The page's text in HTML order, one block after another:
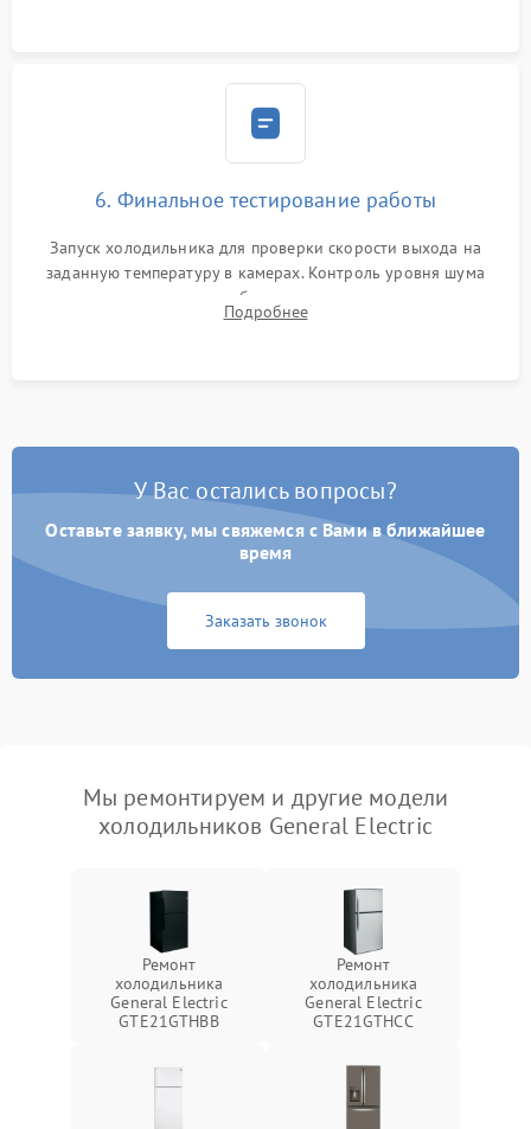
6. Финальное тестирование работы
Запуск холодильника для проверки скорости выхода на
заданную температуру в камерах. Контроль уровня шума
компрессора, отсутствия обмерзания стенок и корректного
срабатывания системы автоматической оттайки.
Подробнее
У Вас остались вопросы?
Оставьте заявку, мы свяжемся с Вами в ближайшее
время
Заказать звонок
Мы ремонтируем и другие модели
холодильников General Electric
Ремонт
холодильника
General Electric
GTE21GTHBB
Ремонт
холодильника
General Electric
GTE21GTHCC